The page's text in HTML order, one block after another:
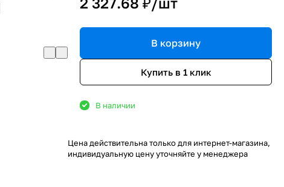
В корзину
Купить в 1 клик
В наличии
Цена действительна только для интернет-магазина,
индивидуальную цену уточняйте у менеджера